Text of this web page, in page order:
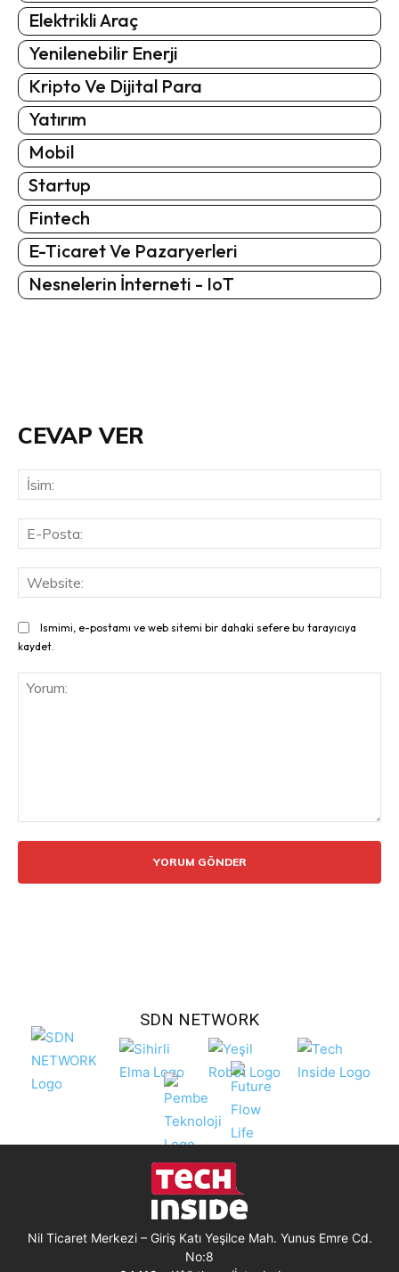
Elektrikli Araç
Yenilenebilir Enerji
Kripto Ve Dijital Para
Yatırım
Mobil
Startup
Fintech
E-Ticaret Ve Pazaryerleri
Nesnelerin İnterneti - IoT
CEVAP VER
Ismimi, e-postamı ve web sitemi bir dahaki sefere bu tarayıcıya
kaydet.
SDN NETWORK
Nil Ticaret Merkezi – Giriş Katı Yeşilce Mah. Yunus Emre Cd.
No:8